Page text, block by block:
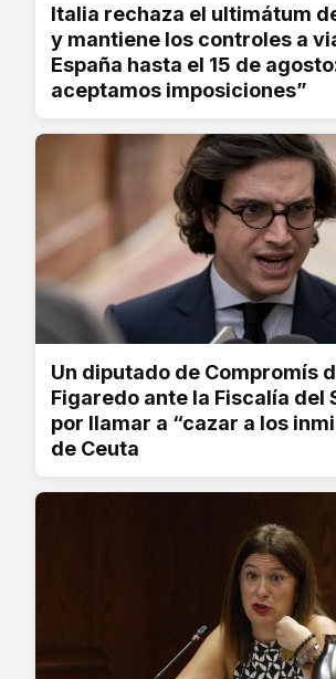
Italia rechaza el ultimátum
y mantiene los controles a
España hasta el 15 de
aceptamos imposiciones”
Un diputado de Compromís
Figaredo ante la Fiscalía del
por llamar a “cazar a los
de Ceuta